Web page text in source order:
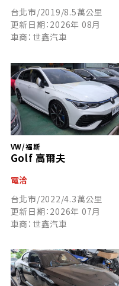
台北市/2019/8.5萬公里
更新日期：2026年 08月
車商：世鑫汽車
VW/福斯
Golf 高爾夫
電洽
台北市/2022/4.3萬公里
更新日期：2026年 07月
車商：世鑫汽車